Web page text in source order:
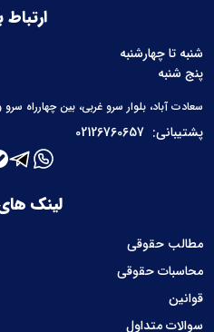
لینک
مطالب حقوقی
محاسبات حقوقی
قوانین
سوالات متداول
ارتباط
شنبه تا چهارشنبه
پنج شنبه
سعادت آباد، بلوار سرو غربی، بین چهارراه سرو و میدان
پشتیبانی: 02126760657